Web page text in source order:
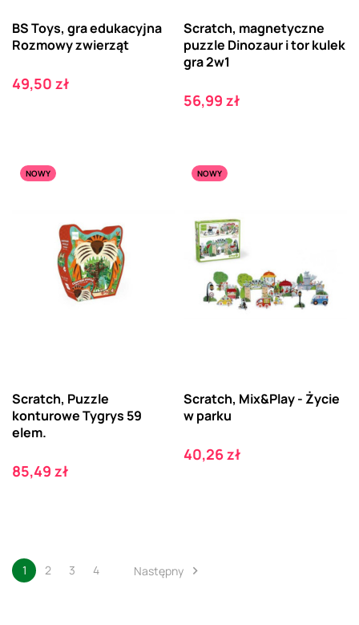
BS Toys, gra edukacyjna
Rozmowy zwierząt
Cena
49,50 zł
Scratch, magnetyczne
puzzle Dinozaur i tor kulek
gra 2w1
Cena
56,99 zł
NOWY
Scratch, Puzzle
konturowe Tygrys 59
elem.
Cena
85,49 zł
NOWY
Scratch, Mix&Play - Życie
w parku
Cena
40,26 zł
1 2 3 4 Następny 